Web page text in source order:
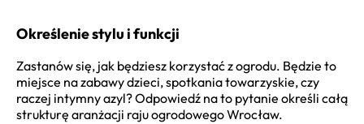
Określenie stylu i funkcji
Zastanów się, jak będziesz korzystać z ogrodu. Będzie to
miejsce na zabawy dzieci, spotkania towarzyskie, czy
raczej intymny azyl? Odpowiedź na to pytanie określi całą
strukturę aranżacji raju ogrodowego Wrocław.